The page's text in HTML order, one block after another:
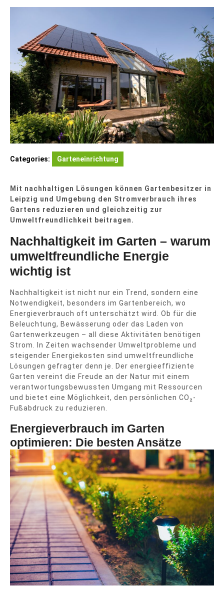
Categories: Garteneinrichtung
Mit nachhaltigen Lösungen können Gartenbesitzer in
Leipzig und Umgebung den Stromverbrauch ihres
Gartens reduzieren und gleichzeitig zur
Umweltfreundlichkeit beitragen.
Nachhaltigkeit im Garten – warum
umweltfreundliche Energie
wichtig ist
Nachhaltigkeit ist nicht nur ein Trend, sondern eine
Notwendigkeit, besonders im Gartenbereich, wo
Energieverbrauch oft unterschätzt wird. Ob für die
Beleuchtung, Bewässerung oder das Laden von
Gartenwerkzeugen – all diese Aktivitäten benötigen
Strom. In Zeiten wachsender Umweltprobleme und
steigender Energiekosten sind umweltfreundliche
Lösungen gefragter denn je. Der energieeffiziente
Garten vereint die Freude an der Natur mit einem
verantwortungsbewussten Umgang mit Ressourcen
und bietet eine Möglichkeit, den persönlichen CO₂-
Fußabdruck zu reduzieren.
Energieverbrauch im Garten
optimieren: Die besten Ansätze